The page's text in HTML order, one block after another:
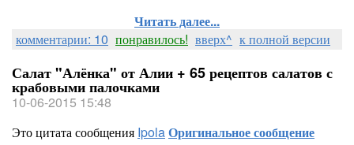
Читать далее...
комментарии: 10 понравилось! вверх^ к полной версии
Салат "Алёнка" от Алии + 65 рецептов салатов с
крабовыми палочками
10-06-2015 15:48
Это цитата сообщения IpolaОригинальное сообщение